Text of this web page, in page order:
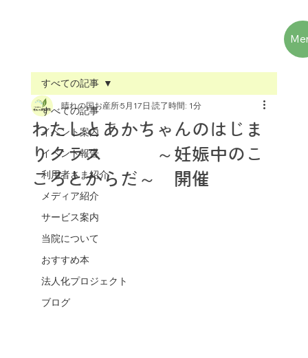
すべての記事
イベント案内
イベント報告
利用者さま紹介
メディア紹介
サービス案内
当院について
おすすめ本
法人化プロジェクト
ブログ
すべての記事
わたしとあかちゃんのはじま
りクラス ～妊娠中のこ
ころとからだ～ 開催
晴れの国お産所5月17日 読了時間: 1分